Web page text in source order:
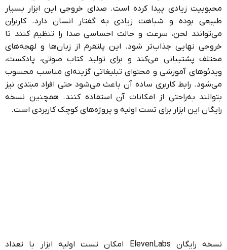
محبوبیت زیادی پیدا کرده است. صدای خروجی این ابزار بسیار
طبیعی بوده و شباهت زیادی به گفتار انسان دارد. کاربران
می‌توانند لحن، سرعت و حالت احساسی صدا را تنظیم کنند تا
خروجی نهایی جذاب‌تر شود. این پلتفرم از زبان‌ها و لهجه‌های
مختلف پشتیبانی می‌کند و برای تولید کتاب صوتی، پادکست،
ویدئوهای آموزشی و محتوای تبلیغاتی گزینه‌ای مناسب محسوب
می‌شود. رابط کاربری ساده آن باعث می‌شود حتی افراد مبتدی نیز
بتوانند به‌راحتی از امکانات آن استفاده کنند. همچنین نسخه
رایگان این ابزار برای تست اولیه و پروژه‌های کوچک کاربردی است.
نسخه رایگان ElevenLabs امکان تست اولیه ابزار با تعداد